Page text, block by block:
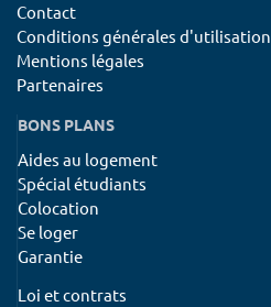
Contact
Conditions générales d'utilisation
Mentions légales
Partenaires
BONS PLANS
Aides au logement
Spécial étudiants
Colocation
Se loger
Garantie
Loi et contrats